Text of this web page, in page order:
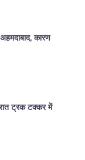
कारण
ट्रक टक्कर में